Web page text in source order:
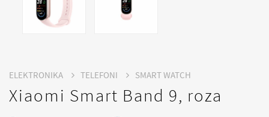
ELEKTRONIKA TELEFONI SMART WATCH
Xiaomi Smart Band 9, roza